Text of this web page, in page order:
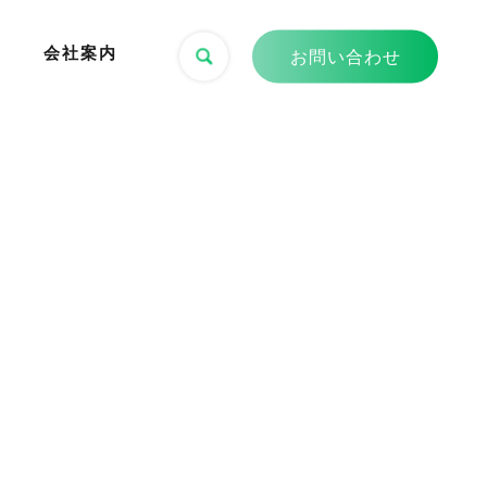
会社案内 お問い合わせ